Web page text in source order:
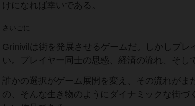
けになれば幸いである。
さいごに
Grinivilは街を発展させるゲームだ。しかしプ
い。プレイヤー同士の思惑、経済の流れ、そし
誰かの選択がゲーム展開を変え、その流れが
の、そんな生き物のようにダイナミックな街